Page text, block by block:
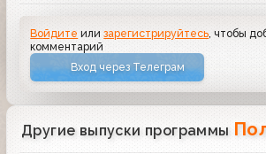
Войдите илизарегистрируйтесь , чтобы
комментарий
Вход через Телеграм
Другие выпуски программы